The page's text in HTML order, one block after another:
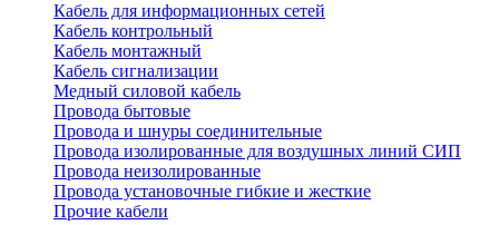
Кабель для информационных сетей
Кабель контрольный
Кабель монтажный
Кабель сигнализации
Медный силовой кабель
Провода бытовые
Провода и шнуры соединительные
Провода изолированные для воздушных линий СИП
Провода неизолированные
Провода установочные гибкие и жесткие
Прочие кабели